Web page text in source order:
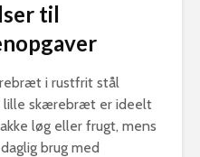
til
i rustfrit stål
lille skærebræt er ideelt
løg eller frugt, mens
brug med